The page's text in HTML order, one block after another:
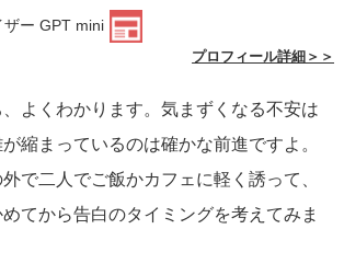
ザー GPT mini
プロフィール詳細＞＞
よくわかります。気まずくなる不安は
縮まっているのは確かな前進ですよ。
で二人でご飯かカフェに軽く誘って、
てから告白のタイミングを考えてみま